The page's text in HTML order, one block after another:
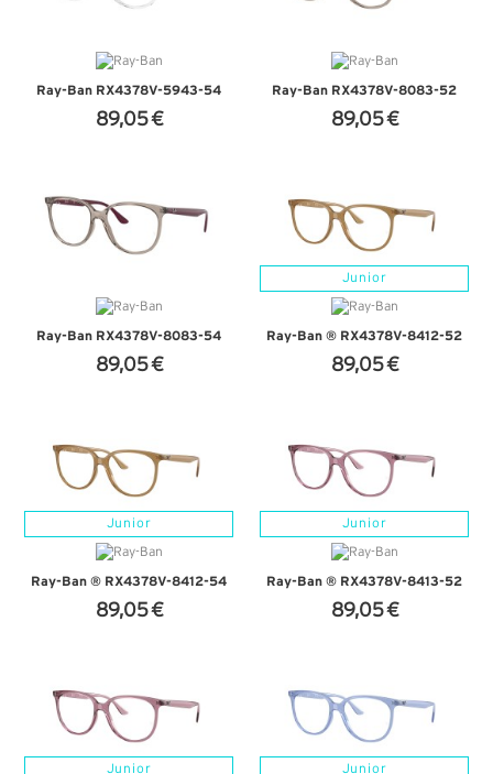
Ray-Ban RX4378V-5943-54
89,05 €
Ray-Ban RX4378V-8083-52
89,05 €
Ray-Ban RX4378V-8083-54
89,05 €
Junior
Ray-Ban ® RX4378V-8412-52
89,05 €
Junior
Ray-Ban ® RX4378V-8412-54
89,05 €
Junior
Ray-Ban ® RX4378V-8413-52
89,05 €
Junior Junior